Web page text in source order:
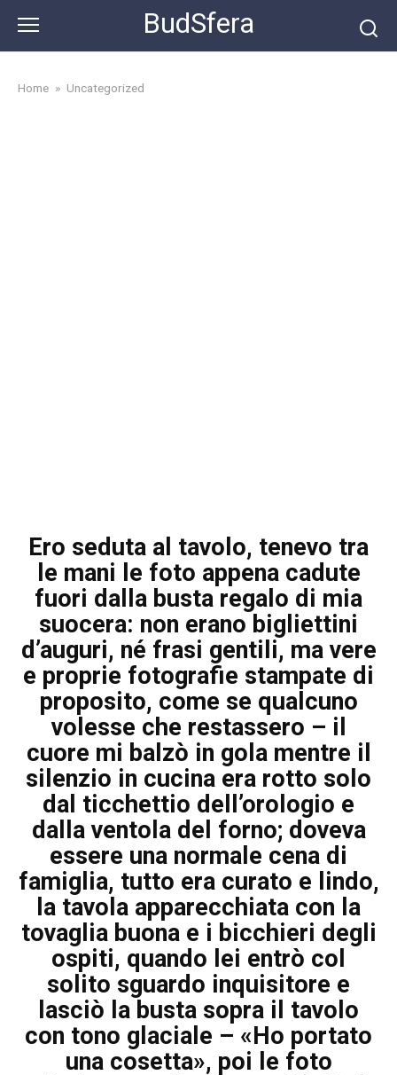
content
BudSfera
Home » Uncategorized
Ero seduta al tavolo, tenevo tra
le mani le foto appena cadute
fuori dalla busta regalo di mia
suocera: non erano bigliettini
d’auguri, né frasi gentili, ma vere
e proprie fotografie stampate di
proposito, come se qualcuno
volesse che restassero – il
cuore mi balzò in gola mentre il
silenzio in cucina era rotto solo
dal ticchettio dell’orologio e
dalla ventola del forno; doveva
essere una normale cena di
famiglia, tutto era curato e lindo,
la tavola apparecchiata con la
tovaglia buona e i bicchieri degli
ospiti, quando lei entrò col
solito sguardo inquisitore e
lasciò la busta sopra il tavolo
con tono glaciale – «Ho portato
una cosetta», poi le foto